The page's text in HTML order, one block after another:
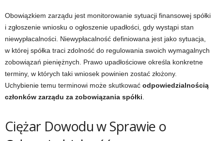
Obowiązkiem zarządu jest monitorowanie sytuacji finansowej spółki
i zgłoszenie wniosku o ogłoszenie upadłości, gdy wystąpi stan
niewypłacalności. Niewypłacalność definiowana jest jako sytuacja,
w której spółka traci zdolność do regulowania swoich wymagalnych
zobowiązań pieniężnych. Prawo upadłościowe określa konkretne
terminy, w których taki wniosek powinien zostać złożony.
Uchybienie temu terminowi może skutkować odpowiedzialnością
członków zarządu za zobowiązania spółki
Ciężar Dowodu w Sprawie o